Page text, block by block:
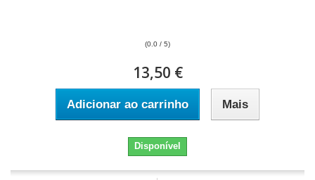
(0.0 / 5)
13,50 €
Adicionar ao carrinho Mais
Disponível